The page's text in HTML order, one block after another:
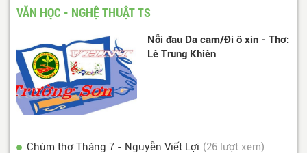
VĂN HỌC - NGHỆ THUẬT TS
Nỗi đau Da cam/Đi ô xin - Thơ:
Lê Trung Khiên
Chùm thơ Tháng 7 - Nguyễn Viết Lợi (26 lượt xem)